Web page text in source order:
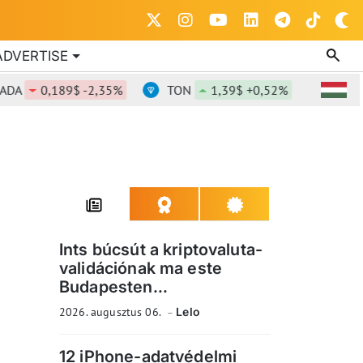
0,189$ -2,35% TON 1,39$ +0,52% DOT
Ints búcsút a kriptovaluta-
validációnak ma este
Budapesten...
2026. augusztus 06. Lelo
12 iPhone-adatvédelmi